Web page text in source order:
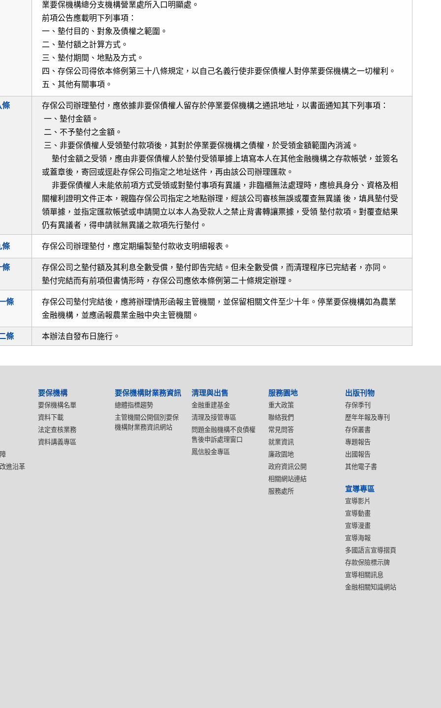
業要保機構總分支機構營業處所入口明顯處。
前項公告應載明下列事項：
一、墊付目的、對象及債權之範圍。
二、墊付額之計算方式。
三、墊付期間、地點及方式。
四、存保公司得依本條例第三十八條規定，以自己名義行使非要保債權人對停業要保機構之一切權利。
五、其他有關事項。
條
存保公司辦理墊付，應依據非要保債權人留存於停業要保機構之通訊地址，以書面通知其下列事項：
一、墊付金額。
二、不予墊付之金額。
三、非要保債權人受領墊付款項後，其對於停業要保機構之債權，於受領金額範圍內消滅。
墊付金額之受領，應由非要保債權人於墊付受領單據上填寫本人在其他金融機構之存款帳號，並簽名
或蓋章後，寄回或逕赴存保公司指定之地址送件，再由該公司辦理匯款。
非要保債權人未能依前項方式受領或對墊付事項有異議，非臨櫃無法處理時，應檢具身分、資格及相
關權利證明文件正本，親臨存保公司指定之地點辦理，經該公司審核無誤或覆查無異議 後，填具墊付受
領單據，並指定匯款帳號或申請開立以本人為受款人之禁止背書轉讓票據，受領 墊付款項。對覆查結果
仍有異議者，得申請就無異議之款項先行墊付。
條 存保公司辦理墊付，應定期編製墊付款收支明細報表。
條
存保公司之墊付額及其利息全數受償，墊付即告完結。但未全數受償，而清理程序已完結者，亦同。
墊付完結而有前項但書情形時，存保公司應依本條例第二十條規定辦理。
條
存保公司墊付完結後，應將辦理情形函報主管機關，並保留相關文件至少十年。停業要保機構如為農業
金融機構，並應函報農業金融中央主管機關。
條 本辦法自發布日施行。
進沿革
要保機構
要保機構名單
資料下載
法定查核業務
資料講義專區
要保機構財業務資訊
總體指標趨勢
主管機關公開個別要保
機構財業務資訊網站
清理與出售
金融重建基金
清理及接管專區
問題金融機構不良債權
售後申訴處理窗口
鳳信股金專區
服務園地
重大政策
聯絡我們
常見問答
就業資訊
廉政園地
政府資訊公開
相關網站連結
服務處所
出版刊物
存保季刊
歷年年報及專刊
存保叢書
專題報告
出國報告
其他電子書
宣導專區
宣導影片
宣導動畫
宣導漫畫
宣導海報
多國語言宣導摺頁
存款保險標示牌
宣導相關訊息
金融相關知識網站